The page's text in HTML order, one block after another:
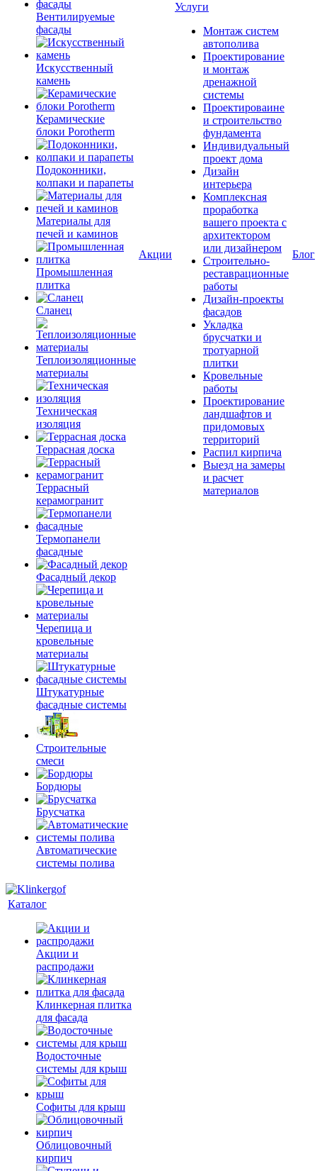
Вентилируемые
фасады
Искусственный
камень
Керамические
блоки Porotherm
Подоконники,
колпаки и парапеты
Материалы для
печей и каминов
Промышленная
плитка
Сланец
Теплоизоляционные
материалы
Техническая
изоляция
Террасная доска
Террасный
керамогранит
Термопанели
фасадные
Фасадный декор
Черепица и
кровельные
материалы
Штукатурные
фасадные системы
Строительные
смеси
Бордюры
Брусчатка
Автоматические
системы полива
Акции
Услуги
Монтаж систем
автополива
Проектирование
и монтаж
дренажной
системы
Проектироваине
и строительство
фундамента
Индивидуальный
проект дома
Дизайн
интерьера
Комплексная
проработка
вашего проекта с
архитектором
или дизайнером
Строительно-
реставрационные
работы
Дизайн-проекты
фасадов
Укладка
брусчатки и
тротуарной
плитки
Кровельные
работы
Проектирование
ландшафтов и
придомовых
территорий
Распил кирпича
Выезд на замеры
и расчет
материалов
Блог
Каталог
Акции и
распродажи
Клинкерная плитка
для фасада
Водосточные
системы для крыш
Софиты для крыш
Облицовочный
кирпич